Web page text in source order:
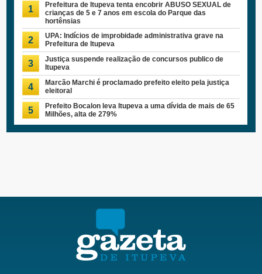
1
Prefeitura de Itupeva tenta encobrir ABUSO SEXUAL de
crianças de 5 e 7 anos em escola do Parque das
hortênsias
2
UPA: Indícios de improbidade administrativa grave na
Prefeitura de Itupeva
3
Justiça suspende realização de concursos publico de
Itupeva
4
Marcão Marchi é proclamado prefeito eleito pela justiça
eleitoral
5
Prefeito Bocalon leva Itupeva a uma dívida de mais de 65
Milhões, alta de 279%